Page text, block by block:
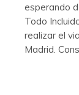
esperando
Todo
realizar el
Madrid.